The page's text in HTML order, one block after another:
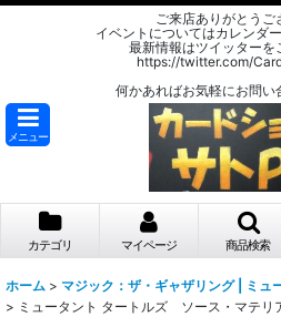
ご来店ありがとうご
イベントについてはカレンダ
最新情報はツイッターを
https://twitter.com/
何かあればお気軽にお問い
メニュー
カテゴリ マイページ 商品検索
ホーム > マジック：ザ・ギャザリング | ミュ
> ミュータント タートルズ ソース・マテリ